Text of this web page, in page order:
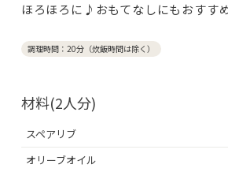
ほろほろに♪おもてなしにもおすす
調理時間：20分（炊飯時間は除く）
材料(2人分)
スペアリブ
オリーブオイル